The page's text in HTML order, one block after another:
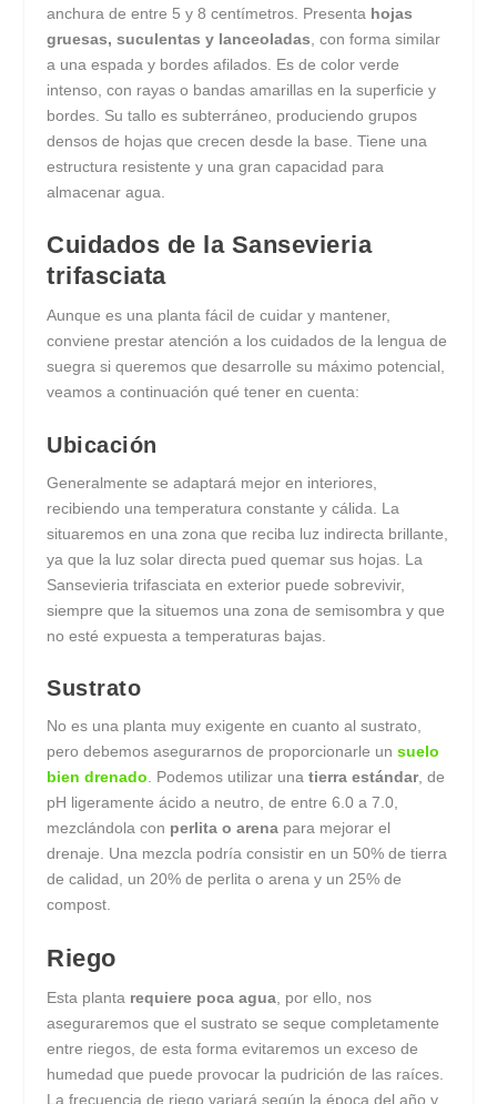
anchura de entre 5 y 8 centímetros. Presenta hojas
gruesas, suculentas y lanceoladas , con forma similar
a una espada y bordes afilados. Es de color verde
intenso, con rayas o bandas amarillas en la superficie y
bordes. Su tallo es subterráneo, produciendo grupos
densos de hojas que crecen desde la base. Tiene una
estructura resistente y una gran capacidad para
almacenar agua.
Cuidados de la Sansevieria
trifasciata
Aunque es una planta fácil de cuidar y mantener,
conviene prestar atención a los cuidados de la lengua de
suegra si queremos que desarrolle su máximo potencial,
veamos a continuación qué tener en cuenta:
Ubicación
Generalmente se adaptará mejor en interiores,
recibiendo una temperatura constante y cálida. La
situaremos en una zona que reciba luz indirecta brillante,
ya que la luz solar directa pued quemar sus hojas. La
Sansevieria trifasciata en exterior puede sobrevivir,
siempre que la situemos una zona de semisombra y que
no esté expuesta a temperaturas bajas.
Sustrato
No es una planta muy exigente en cuanto al sustrato,
pero debemos asegurarnos de proporcionarle unsuelo
bien drenado. Podemos utilizar unatierra estándar, de
pH ligeramente ácido a neutro, de entre 6.0 a 7.0,
mezclándola con perlita o arena para mejorar el
drenaje. Una mezcla podría consistir en un 50% de tierra
de calidad, un 20% de perlita o arena y un 25% de
compost.
Riego
Esta planta requiere poca agua , por ello, nos
aseguraremos que el sustrato se seque completamente
entre riegos, de esta forma evitaremos un exceso de
humedad que puede provocar la pudrición de las raíces.
La frecuencia de riego variará según la época del año y